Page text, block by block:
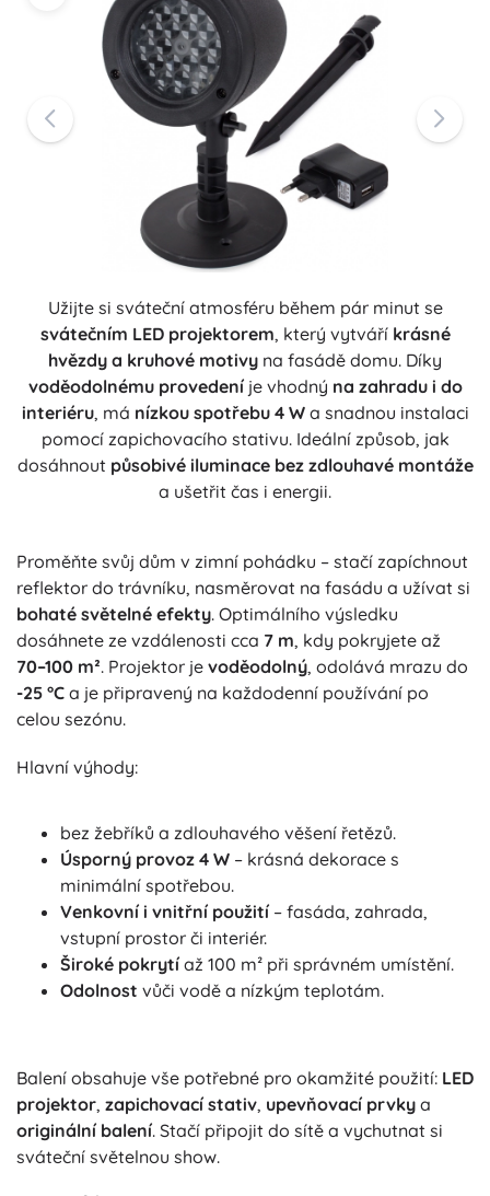
Užijte si sváteční atmosféru během pár minut se
svátečním LED projektorem, který vytváří krásné
hvězdy a kruhové motivy na fasádě domu. Díky
voděodolnému provedeníje vhodný na zahradu i do
interiéru, má nízkou spotřebu 4 Wa snadnou instalaci
pomocí zapichovacího stativu. Ideální způsob, jak
dosáhnout působivé iluminace bez zdlouhavé montáže
a ušetřit čas i energii.
Proměňte svůj dům v zimní pohádku – stačí zapíchnout
reflektor do trávníku, nasměrovat na fasádu a užívat si
bohaté světelné efekty. Optimálního výsledku
dosáhnete ze vzdálenosti cca 7 m, kdy pokryjete až
70–100 m². Projektor je voděodolný, odolává mrazu do
-25 °C a je připravený na každodenní používání po
celou sezónu.
Hlavní výhody:
bez žebříků a zdlouhavého věšení řetězů.
Úsporný provoz 4 W – krásná dekorace s
minimální spotřebou.
Venkovní i vnitřní použití – fasáda, zahrada,
vstupní prostor či interiér.
Široké pokrytí až 100 m² při správném umístění.
Odolnost vůči vodě a nízkým teplotám.
Balení obsahuje vše potřebné pro okamžité použití: LED
projektor, zapichovací stativ, upevňovací prvky a
originální balení. Stačí připojit do sítě a vychutnat si
sváteční světelnou show.